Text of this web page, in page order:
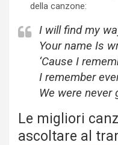
della canzone:
I will find my
Your name Is
‘Cause I
I remember
We were never
Le migliori
ascoltare al